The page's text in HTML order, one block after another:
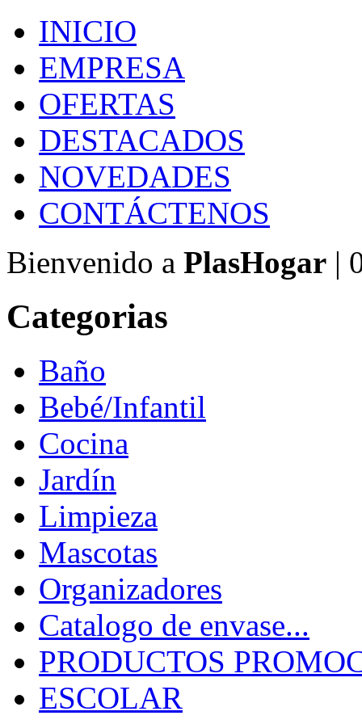
INICIO
EMPRESA
OFERTAS
DESTACADOS
NOVEDADES
CONTÁCTENOS
Bienvenido a PlasHogar |
Categorias
Baño
Bebé/Infantil
Cocina
Jardín
Limpieza
Mascotas
Organizadores
Catalogo de envase...
PRODUCTOS
ESCOLAR